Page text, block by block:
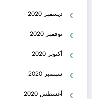
ديسمبر 2020
نوفمبر 2020
أكتوبر 2020
سبتمبر 2020
أغسطس 2020